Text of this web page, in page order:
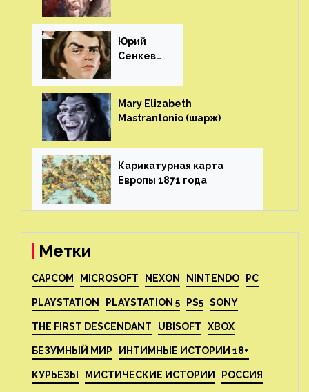
Юрий
Сенкеви
Mary Elizabeth
Mastrantonio (шарж)⁠⁠
Карикатурная карта
Европы 1871 года⁠⁠
Метки
CAPCOM MICROSOFT NEXON NINTENDO PC
PLAYSTATION PLAYSTATION 5 PS5 SONY
THE FIRST DESCENDANT UBISOFT XBOX
БЕЗУМНЫЙ МИР ИНТИМНЫЕ ИСТОРИИ 18+
КУРЬЕЗЫ МИСТИЧЕСКИЕ ИСТОРИИ РОССИЯ